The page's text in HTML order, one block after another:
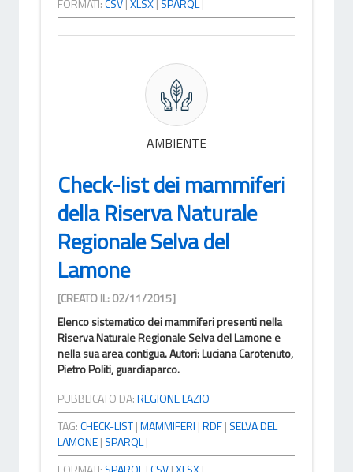
FORMATI:CSV|XLSX| SPARQL|
AMBIENTE
Check-list dei mammiferi
della Riserva Naturale
Regionale Selva del
Lamone
[CREATO IL: 02/11/2015]
Elenco sistematico dei mammiferi presenti nella
Riserva Naturale Regionale Selva del Lamone e
nella sua area contigua. Autori: Luciana Carotenuto,
Pietro Politi, guardiaparco.
PUBBLICATO DA:REGIONE LAZIO
TAG:CHECK-LIST|MAMMIFERI |RDF| SELVA DEL
LAMONE| SPARQL|